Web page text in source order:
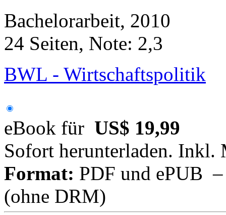
Bachelorarbeit, 2010
24 Seiten, Note: 2,3
BWL - Wirtschaftspolitik
eBook für US$ 19,99
Sofort herunterladen. Inkl.
Format: PDF und ePUB
(ohne DRM)